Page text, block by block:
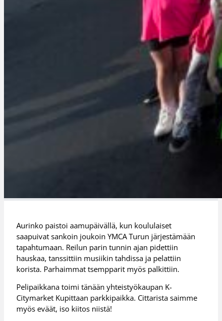
Aurinko paistoi aamupäivällä, kun koululaiset
saapuivat sankoin joukoin YMCA Turun järjestämään
tapahtumaan. Reilun parin tunnin ajan pidettiin
hauskaa, tanssittiin musiikin tahdissa ja pelattiin
korista. Parhaimmat tsempparit myös palkittiin.
Pelipaikkana toimi tänään yhteistyökaupan K-
Citymarket Kupittaan parkkipaikka. Cittarista saimme
myös eväät, iso kiitos niistä!